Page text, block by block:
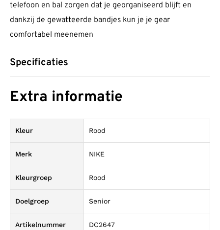
telefoon en bal zorgen dat je georganiseerd blijft en
dankzij de gewatteerde bandjes kun je je gear
comfortabel meenemen
Specificaties
Extra informatie
Kleur Rood
Merk NIKE
Kleurgroep Rood
Doelgroep Senior
Artikelnummer DC2647